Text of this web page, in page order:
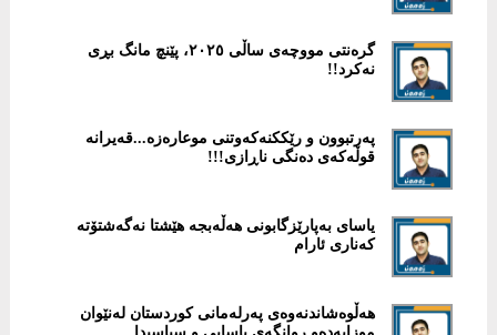
گرەنتی مووچەی ساڵی ۲٠۲٥، پێنچ مانگ بڕی
نەکرد!!
پەرتبوون و رێککنەکەوتنی موعارەزە...قەیرانە
قوڵەکەی دەنگی ناڕازی!!!
یاسای بەپارێزگابونی هەڵەبجە هێشتا نەگەشتۆتە
کەناری ئارام
هەڵوەشاندنەوەی پەرلەمانی كوردستان لەنێوان